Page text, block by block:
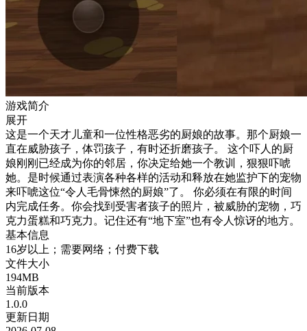
游戏简介
展开
这是一个天才儿童和一位性格恶劣的厨娘的故事。那个厨娘一
直在威胁孩子，体罚孩子，有时还折磨孩子。 这个吓人的厨
娘刚刚已经成为你的邻居，你决定给她一个教训，狠狠吓唬
她。是时候通过表演各种各样的活动和释放在她监护下的宠物
来吓唬这位“令人毛骨悚然的厨娘”了。 你必须在有限的时间
内完成任务。你会找到受害者孩子的照片，被威胁的宠物，巧
克力蛋糕和巧克力。记住还有“地下室”也有令人惊讶的地方。
基本信息
16岁以上；需要网络；付费下载
文件大小
194MB
当前版本
1.0.0
更新日期